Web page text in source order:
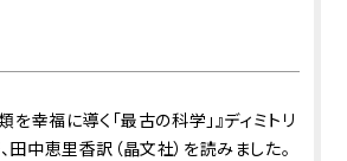
を幸福に導く「最古の科学」』ディミトリ
田中恵里香訳（晶文社）を読みました。